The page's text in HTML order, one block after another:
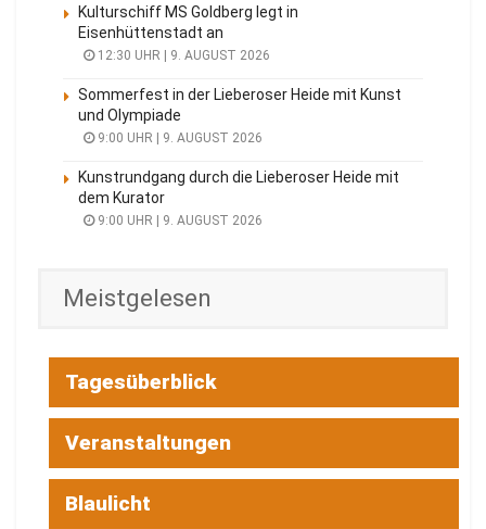
Kulturschiff MS Goldberg legt in
Eisenhüttenstadt an
12:30 UHR | 9. AUGUST 2026
Sommerfest in der Lieberoser Heide mit Kunst
und Olympiade
9:00 UHR | 9. AUGUST 2026
Kunstrundgang durch die Lieberoser Heide mit
dem Kurator
9:00 UHR | 9. AUGUST 2026
Meistgelesen
Tagesüberblick
Veranstaltungen
Blaulicht